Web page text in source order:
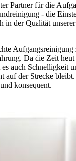
Partner für die
- die
in der Qualität
Aufgangsreinigung
Da die Zeit heut
es auch Schnelligkeit
auf der Strecke
konsequent.